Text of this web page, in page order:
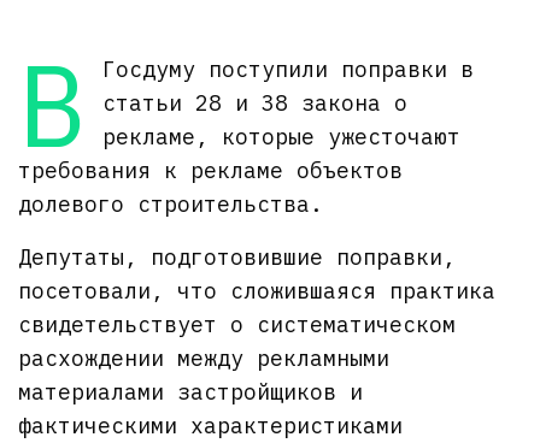
В
Госдуму поступили поправки в
статьи 28 и 38 закона о
рекламе, которые ужесточают
требования к рекламе объектов
долевого строительства.
Депутаты, подготовившие поправки,
посетовали, что сложившаяся практика
свидетельствует о систематическом
расхождении между рекламными
материалами застройщиков и
фактическими характеристиками